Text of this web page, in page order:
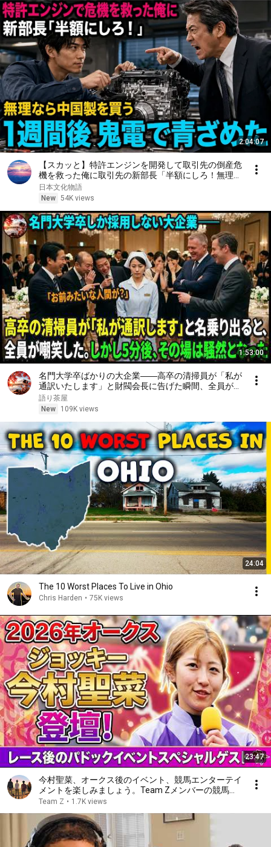
2:04:07
【スカッと】特許エンジンを開発して取引先の倒産危
機を救った俺に取引先の新部長「半額にしろ！無理な
ら中国製を買う」1週間後、部長から鬼電→俺「お宅
の競合と5倍で独占契約済みです」
日本文化物語
New 54K views
1:53:00
名門大学卒ばかりの大企業――高卒の清掃員が「私が
通訳いたします」と財閥会長に告げた瞬間、全員が嘲
笑した。しかし5分後、その場は静まり返った。#動
エピソード#老後の物語 #家族の物語
語り茶屋
New
109K views
24:04
The 10 Worst Places To Live in Ohio
Chris Harden • 75K views
23:47
今村聖菜、オークス後のイベント、競馬エンターテイ
メントを楽しみましょう。Team Zメンバーの競馬予
想、勝ち馬予想、競馬研究、血統研究の研究を致しま
Team Z • 1.7K views